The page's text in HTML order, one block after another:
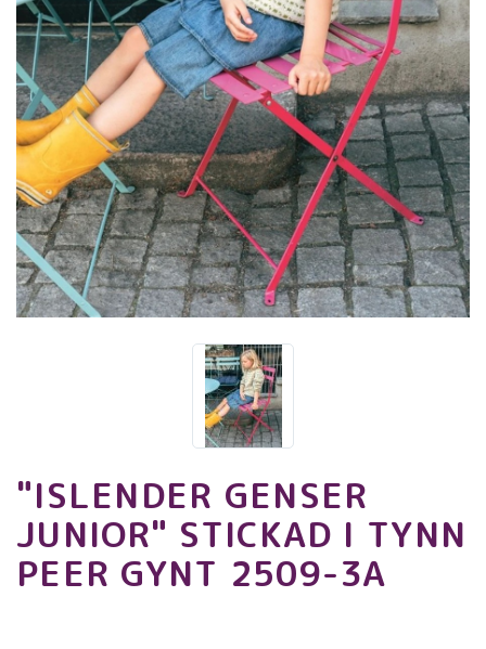
"ISLENDER GENSER
JUNIOR" STICKAD I TYNN
PEER GYNT 2509-3A